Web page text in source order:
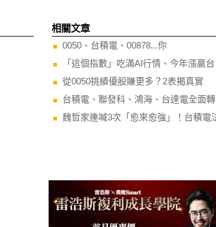
相關文章
0050、台積電、00878...你
「這個指數」吃滿AI行情、今年漲贏台
從0050挑績優股賺更多？2表揭真實
台積電、聯發科、鴻海、台達電全面
魏哲家連喊3次「愈來愈強」！台積電